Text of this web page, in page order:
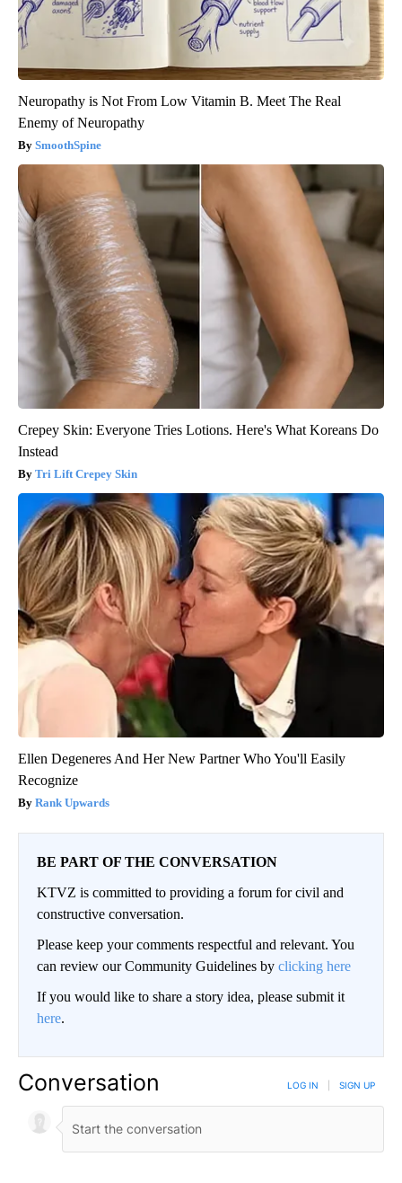
Neuropathy is Not From Low Vitamin B. Meet The Real
Enemy of Neuropathy
SmoothSpine
Crepey Skin: Everyone Tries Lotions. Here's What Koreans Do
Instead
Tri Lift Crepey Skin
Ellen Degeneres And Her New Partner Who You'll Easily
Recognize
Rank Upwards
BE PART OF THE CONVERSATION
KTVZ is committed to providing a forum for civil and
constructive conversation.
Please keep your comments respectful and relevant. You
can review our Community Guidelines by clicking here
If you would like to share a story idea, please submit it
here.
Conversation LOG IN SIGN UP